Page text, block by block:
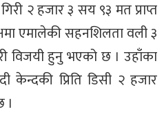
२ हजार ३ सय ९३ मत प्राप्त
एमालेकी सहनशिलता वली ३
विजयी हुनु भएको छ । उहाँका
केन्दकी प्रिति डिसी २ हजार